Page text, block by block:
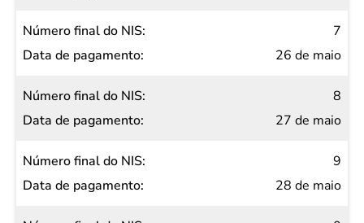
7
26 de maio
8
27 de maio
9
28 de maio